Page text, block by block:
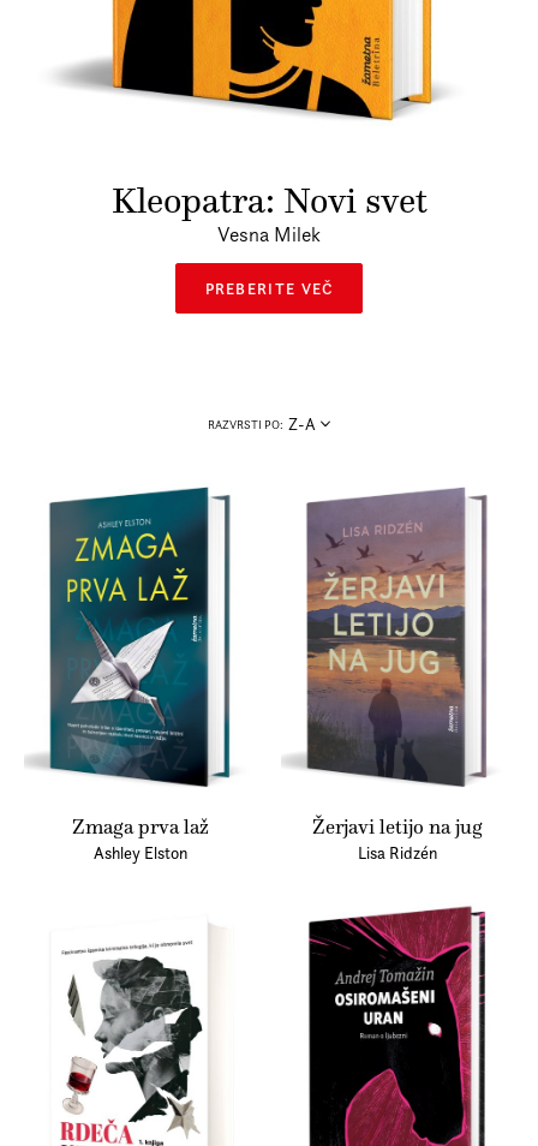
Prijava na e-novice
Foreign Rights
Kleopatra: Novi svet
Vesna Milek
PREBERITE VEČ
RAZVRSTI PO: Z-A
Zmaga prva laž
Ashley Elston
Žerjavi letijo na jug
Lisa Ridzén